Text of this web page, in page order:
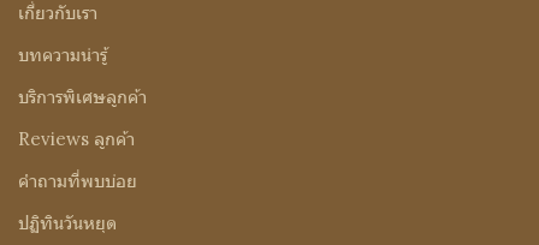
เกี่ยวกับเรา
บทความน่ารู้
บริการพิเศษลูกค้า
Reviews ลูกค้า
คำถามที่พบบ่อย
ปฏิทินวันหยุด